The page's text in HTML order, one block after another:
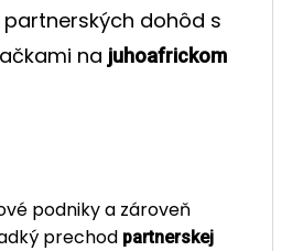
partnerských dohôd s
na juhoafrickom
podniky a zároveň
prechod partnerskej